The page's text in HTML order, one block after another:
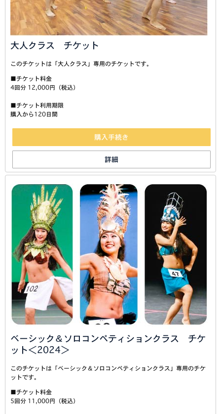
大人クラス チケット
このチケットは「大人クラス」専用のチケットです。
■チケット料金
4回分 12,000円（税込）
■チケット利用期限
購入から120日間
購入手続き
詳細
ベーシック＆ソロコンペティションクラス チケ
ット＜2024＞
このチケットは「ベーシック＆ソロコンペティションクラス」専用のチケ
ットです。
■チケット料金
5回分 11,000円（税込）